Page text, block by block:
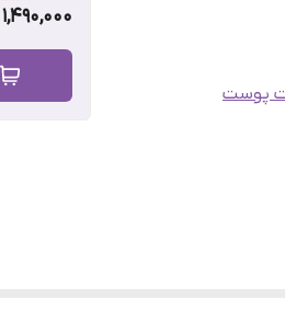
پوست
1,490,000